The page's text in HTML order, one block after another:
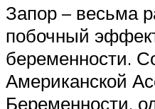
Запор – весьма
побочный
беременности.
Американской
Беременности,